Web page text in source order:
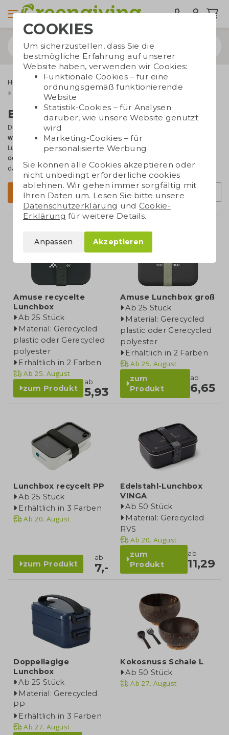
Home & Living
Geschenke für die Küche
Brotdosen und Bestecksets
Brotdosen und Bestecksets
Die nachhaltigste Art, Lebensmittel mitzunehmen? Eine
wiederverwendbareBrotdose! Statt Einwegplastik bieten unsere
Lunchboxen und Bestecksets eine langlebige Lösung –
oder Weizenstroh
daraus ein praktisches und umweltfreundliches Werbegeschenk.
Filter Sortierung
Amuse recycelte
Lunchbox
Ab 25 Stück
Material: Gerecycled
plastic oder Gerecycled
polyester
Erhältlich in 2 Farben
Ab 25. August
zum Produkt
ab
5,93
Amuse Lunchbox groß
Ab 25 Stück
Material: Gerecycled
plastic oder Gerecycled
polyester
Erhältlich in 2 Farben
Ab 25. August
zum
Produkt
ab
6,65
Lunchbox recycelt PP
Ab 25 Stück
Erhältlich in 3 Farben
Ab 20. August
zum Produkt
ab
7,-
Edelstahl-Lunchbox
VINGA
Ab 50 Stück
Material: Gerecycled
RVS
Ab 20. August
zum
Produkt
ab
11,29
Doppellagige
Lunchbox
Ab 25 Stück
Material: Gerecycled
PP
Erhältlich in 3 Farben
Ab 27. August
Kokosnuss Schale L
Ab 50 Stück
Ab 27. August
COOKIES
Um sicherzustellen, dass Sie die
bestmögliche Erfahrung auf unserer
Website haben, verwenden wir Cookies:
Funktionale Cookies – für eine
ordnungsgemäß funktionierende
Website
Statistik-Cookies – für Analysen
darüber, wie unsere Website genutzt
wird
Marketing-Cookies – für
personalisierte Werbung
Sie können alle Cookies akzeptieren oder
nicht unbedingt erforderliche cookies
ablehnen. Wir gehen immer sorgfältig mit
Ihren Daten um. Lesen Sie bitte unsere
Datenschutzerklärung und Cookie-
Erklärung für weitere Details.
Anpassen Akzeptieren